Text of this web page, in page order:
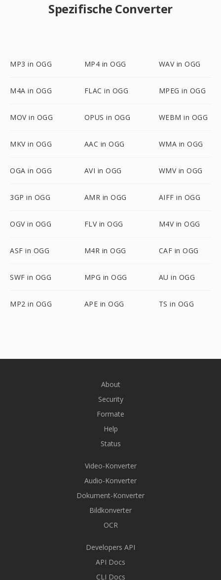
Spezifische Converter
MP3 in OGG MP4 in OGG WAV in OGG
M4A in OGG FLAC in OGG MPEG in OGG
MOV in OGG OPUS in OGG WEBM in OGG
MKV in OGG AAC in OGG WMA in OGG
OGA in OGG AVI in OGG WMV in OGG
3GP in OGG AMR in OGG AIFF in OGG
OGV in OGG FLV in OGG M4V in OGG
ASF in OGG M4R in OGG CAF in OGG
SWF in OGG MPG in OGG AU in OGG
MP2 in OGG APE in OGG TS in OGG
About
Security
Formate
Help
Status
Video-Konverter
Audio-Konverter
Dokument-Konverter
Bildkonverter
OCR
Developers API
API Docs
CLI Docs